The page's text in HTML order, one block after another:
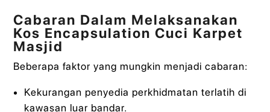
Cabaran Dalam Melaksanakan
Kos Encapsulation Cuci Karpet
Masjid
Beberapa faktor yang mungkin menjadi cabaran:
Kekurangan penyedia perkhidmatan terlatih di
kawasan luar bandar.